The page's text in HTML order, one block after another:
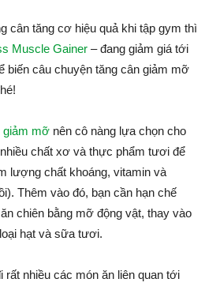
cân tăng cơ hiệu quả khi tập gym thì
Muscle Gainer – đang giảm giá tới
biến câu chuyện tăng cân giảm mỡ
giảm mỡ nên cô nàng lựa chọn cho
chất xơ và thực phẩm tươi để
lượng chất khoáng, vitamin và
Thêm vào đó, bạn cần hạn chế
chiên bằng mỡ động vật, thay vào
hạt và sữa tươi.
rất nhiều các món ăn liên quan tới